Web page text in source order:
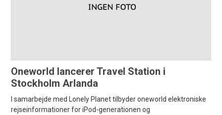
Oneworld lancerer Travel Station i
Stockholm Arlanda
I samarbejde med Lonely Planet tilbyder oneworld elektroniske
rejseinformationer for iPod-generationen og